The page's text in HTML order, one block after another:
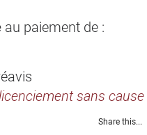
au paiement de :
sans cause
Share this...